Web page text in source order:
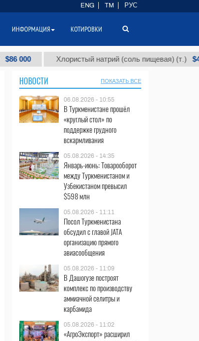
Хлористый натрий (соль пищевая) (т.) $40
НОВОСТИ ПОКАЗАТЬ ВСЕ
06.08.2026 - 10:55
В Туркменистане прошёл
«круглый стол» по
поддержке грудного
вскармливания
05.08.2026 - 14:35
Январь-июнь: Товарооборот
между Туркменистаном и
Узбекистаном превысил
$598 млн
05.08.2026 - 11:11
Посол Туркменистана
обсудил с главой JATA
организацию прямого
авиасообщения
05.08.2026 - 11:09
В Дашогузе построят
комплекс по производству
аммиачной селитры и
карбамида
05.08.2026 - 11:02
«АгроЭкспорт» расширил
ENG TM РУС
ИНФОРМАЦИЯ КОТИРОВКИ